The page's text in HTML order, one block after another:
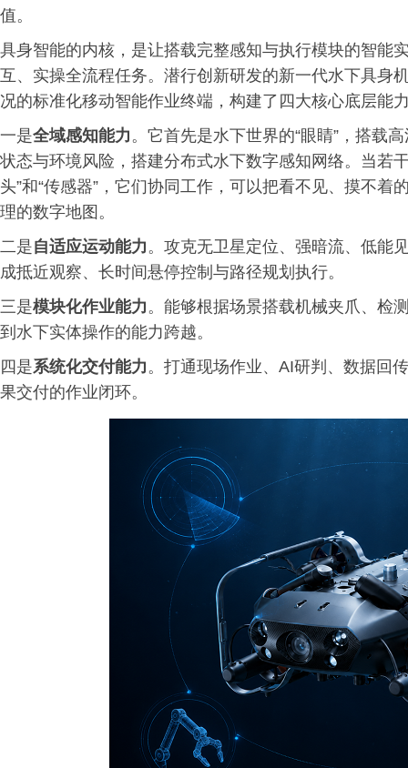
值。
具身智能的内核，是让搭载完整感知与执行模块的智能
互、实操全流程任务。潜行创新研发的新一代水下具身
况的标准化移动智能作业终端，构建了四大核心底层能
一是全域感知能力。它首先是水下世界的“眼睛”，搭载
状态与环境风险，搭建分布式水下数字感知网络。当若
头”和“传感器”，它们协同工作，可以把看不见、摸不
理的数字地图。
二是自适应运动能力。攻克无卫星定位、强暗流、低能
成抵近观察、长时间悬停控制与路径规划执行。
三是模块化作业能力。能够根据场景搭载机械夹爪、检
到水下实体操作的能力跨越。
四是系统化交付能力。打通现场作业、AI研判、数据回
果交付的作业闭环。